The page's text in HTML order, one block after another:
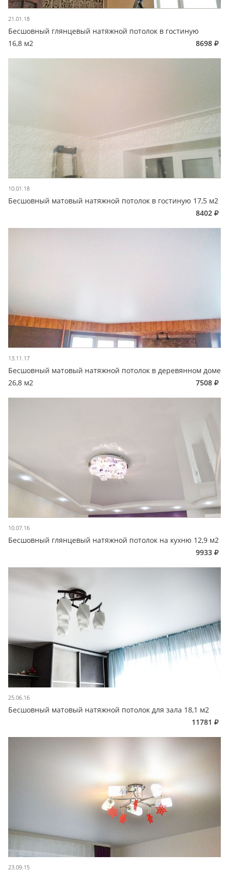
21.01.18
Бесшовный глянцевый натяжной потолок в гостиную
16,8 м2
8698
10.01.18
Бесшовный матовый натяжной потолок в гостиную 17,5 м2
8402
13.11.17
Бесшовный матовый натяжной потолок в деревянном доме
26,8 м2
7508
10.07.16
Бесшовный глянцевый натяжной потолок на кухню 12,9 м2
9933
25.06.16
Бесшовный матовый натяжной потолок для зала 18,1 м2
11781
23.09.15